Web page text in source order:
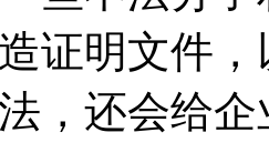
证明文件
，还会给